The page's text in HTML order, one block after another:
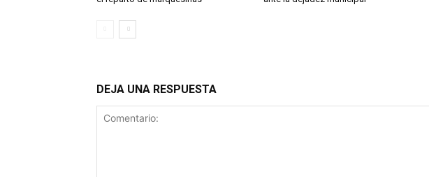
DEJA UNA RESPUESTA